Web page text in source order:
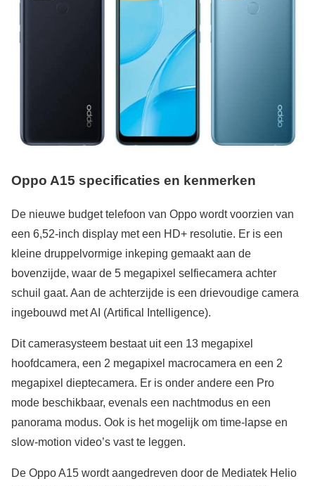
Oppo A15 specificaties en kenmerken
De nieuwe budget telefoon van Oppo wordt voorzien van
een 6,52-inch display met een HD+ resolutie. Er is een
kleine druppelvormige inkeping gemaakt aan de
bovenzijde, waar de 5 megapixel selfiecamera achter
schuil gaat. Aan de achterzijde is een drievoudige camera
ingebouwd met AI (Artifical Intelligence).
Dit camerasysteem bestaat uit een 13 megapixel
hoofdcamera, een 2 megapixel macrocamera en een 2
megapixel dieptecamera. Er is onder andere een Pro
mode beschikbaar, evenals een nachtmodus en een
panorama modus. Ook is het mogelijk om time-lapse en
slow-motion video’s vast te leggen.
De Oppo A15 wordt aangedreven door de Mediatek Helio